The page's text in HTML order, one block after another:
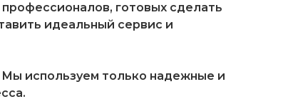
готовых сделать
идеальный сервис и
используем только надежные и